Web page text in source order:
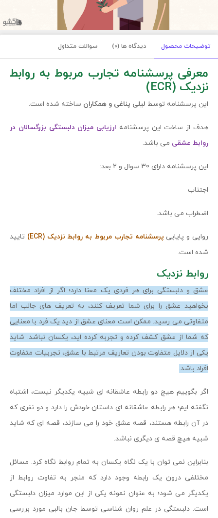
توضیحات محصول دیدگاه ها (0) سوالات متداول
معرفی پرسشنامه تجارب مربوط به روابط
نزدیک (ECR)
این پرسشنامه توسط لیلی پناغی و همکاران ساخته شده است.
هدف از ساخت این پرسشنامه ارزیابی ميزان دلبستگی بزرگسالان در
روابط عشقی می باشد.
این پرسشنامه دارای 30 سوال و 2 بعد:
اجتناب
اضطراب می باشد.
روایی و پایاییپرسشنامه تجارب مربوط به روابط نزدیک (ECR)
تایید
شده است.
روابط نزدیک
عشق و دلبستگی برای هر فردی یک معنا دارد؛ اگر از افراد مختلف
بخواهید عشق را برای شما تعریف کنند، به تعریف های جالب اما
متفاوتی می رسید. ممکن است معنای عشق از دید یک فرد با معنایی
که شما از عشق کشف کرده و تجربه کرده اید، یکسان نباشد. شاید
یکی از دلایل متفاوت بودن تعاریف مرتبط با عشق، تجربیات متفاوت
افراد باشد.
اگر بگوییم هیچ دو رابطه عاشقانه ای شبیه یکدیگر نیست، اشتباه
نگفته ایم؛ هر رابطه عاشقانه ای داستان خودش را دارد و دو نفری که
در آن رابطه هستند، قصه عشق خود را می سازند، قصه ای که شاید
شبیه هیچ قصه ی دیگری نباشد.
بنابراین نمی توان با یک نگاه یکسان به تمام روابط نگاه کرد. مسائل
مختلفی درون یک رابطه وجود دارد که منجر به تفاوت روابط از
یکدیگر می شود؛ به عنوان نمونه یکی از این موارد میزان دلبستگی
است. دلبستگی در علم روان شناسی توسط جان بالبی مورد بررسی